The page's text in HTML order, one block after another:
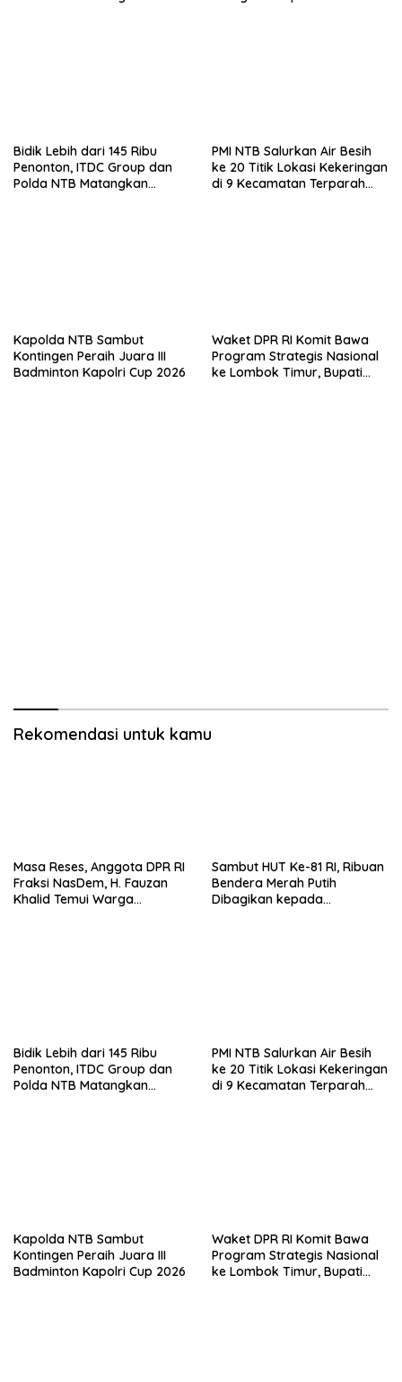
Bidik Lebih dari 145 Ribu
Penonton, ITDC Group dan
Polda NTB Matangkan
PMI NTB Salurkan Air Besih
ke 20 Titik Lokasi Kekeringan
di 9 Kecamatan Terparah
Kapolda NTB Sambut
Kontingen Peraih Juara III
Badminton Kapolri Cup 2026
Waket DPR RI Komit Bawa
Program Strategis Nasional
ke Lombok Timur, Bupati
Rekomendasi untuk kamu
Masa Reses, Anggota DPR RI
Fraksi NasDem, H. Fauzan
Khalid Temui Warga
Sambut HUT Ke-81 RI, Ribuan
Bendera Merah Putih
Dibagikan kepada
Bidik Lebih dari 145 Ribu
Penonton, ITDC Group dan
Polda NTB Matangkan
PMI NTB Salurkan Air Besih
ke 20 Titik Lokasi Kekeringan
di 9 Kecamatan Terparah
Kapolda NTB Sambut
Kontingen Peraih Juara III
Badminton Kapolri Cup 2026
Waket DPR RI Komit Bawa
Program Strategis Nasional
ke Lombok Timur, Bupati